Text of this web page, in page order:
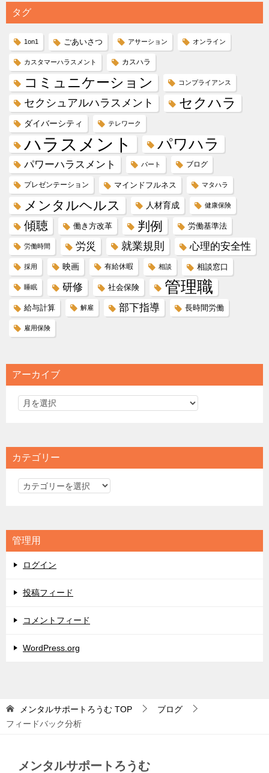
タグ
1on1 ごあいさつ アサーション オンライン
カスタマーハラスメント カスハラ
コミュニケーション コンプライアンス
セクシュアルハラスメント セクハラ
ダイバーシティ テレワーク
ハラスメント パワハラ
パワーハラスメント パート ブログ
プレゼンテーション マインドフルネス マタハラ
メンタルヘルス 人材育成 健康保険
傾聴 働き方改革 判例 労働基準法
労働時間 労災 就業規則 心理的安全性
採用 映画 有給休暇 相談 相談窓口
睡眠 研修 社会保険 管理職
給与計算 解雇 部下指導 長時間労働
雇用保険
アーカイブ
カテゴリー
カ
リ
ー
管理用
ログイン
投稿フィード
コメントフィード
WordPress.org
メンタルサポートろうむ TOP
ブログ
フィードバック分析
メンタルサポートろうむ